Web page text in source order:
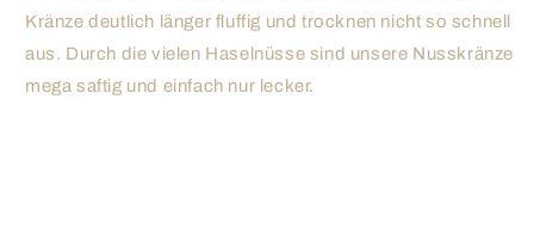
Kränze deutlich länger fluffig und trocknen nicht so schnell
aus. Durch die vielen Haselnüsse sind unsere Nusskränze
mega saftig und einfach nur lecker.